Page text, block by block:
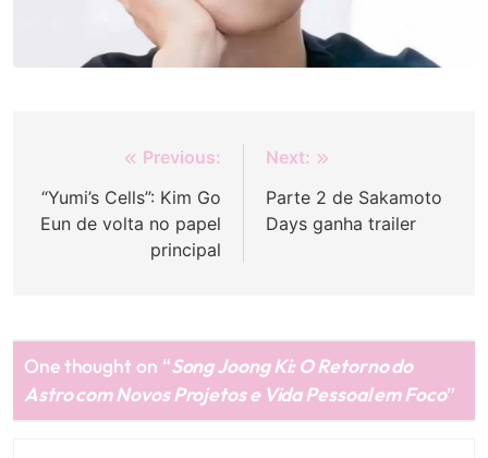
Navegação
de
Post
Previous:
“Yumi’s Cells”: Kim Go
Eun de volta no papel
principal
Next:
Parte 2 de Sakamoto
Days ganha trailer
One thought on “Song Joong Ki: O Retorno do
Astro com Novos Projetos e Vida Pessoal em Foco”